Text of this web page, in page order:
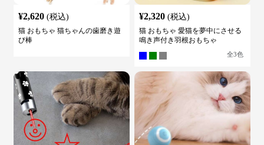
¥2,620 (税込)
猫 おもちゃ 猫ちゃんの歯磨き遊
び棒
¥2,320 (税込)
猫 おもちゃ 愛猫を夢中にさせる
鳴き声付き羽根おもちゃ
全3色